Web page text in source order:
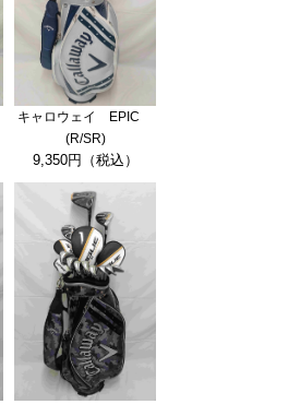
キャロウェイ EPIC
(R/SR)
9,350円（税込）